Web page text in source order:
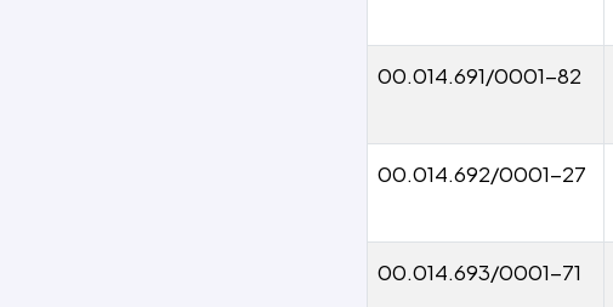
00.014.691/0001-82
00.014.692/0001-27
00.014.693/0001-71